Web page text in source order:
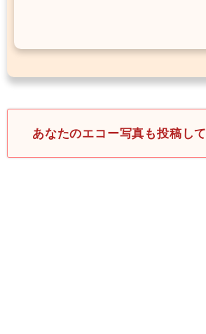
あなたのエコー写真も投稿し